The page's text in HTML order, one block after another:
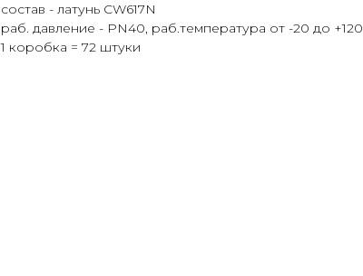
состав - латунь CW617N
раб. давление - PN40, раб.температура от -20 до +120
1 коробка = 72 штуки